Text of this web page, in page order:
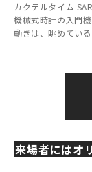
カクテルタイム
機械式時計の入門
動きは、眺めてい
来場者にはオ